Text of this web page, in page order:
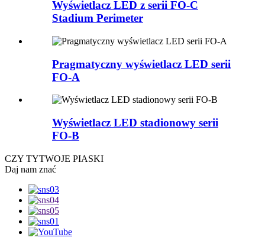
Wyświetlacz LED z serii FO-C
Stadium Perimeter
Pragmatyczny wyświetlacz LED serii
FO-A
Wyświetlacz LED stadionowy serii
FO-B
CZY TYTWOJE PIASKI
Daj nam znać